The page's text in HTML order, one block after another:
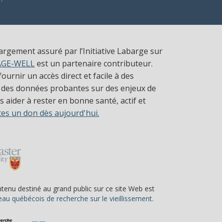
assuré par l’Initiative Labarge sur
WELLest un partenaire contributeur.
un accès direct et facile à des
données probantes sur des enjeux de
aider à rester en bonne santé, actif et
un don dès aujourd'hui.
destiné au grand public sur ce site Web est
québécois de recherche sur le vieillissement.